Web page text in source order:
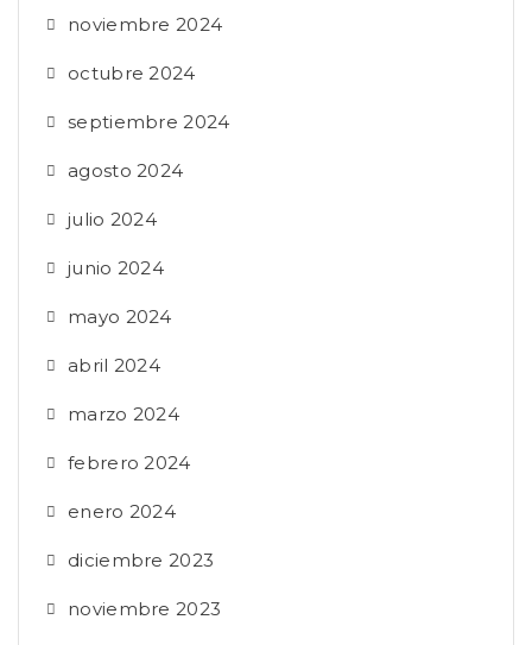
noviembre 2024
octubre 2024
septiembre 2024
agosto 2024
julio 2024
junio 2024
mayo 2024
abril 2024
marzo 2024
febrero 2024
enero 2024
diciembre 2023
noviembre 2023